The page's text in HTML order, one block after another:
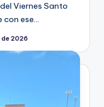
Viernes Santo
con ese…
de 2026